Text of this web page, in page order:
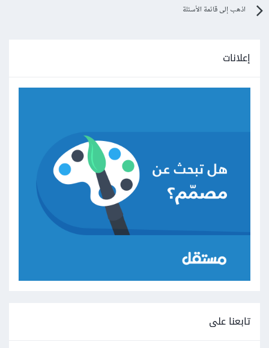
اذهب إلى قائمة الأسئلة
إعلانات
تابعنا على